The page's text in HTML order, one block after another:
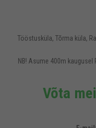
Tööstusküla, Tõrma küla,
NB! Asume 400m kaugusel
Võta